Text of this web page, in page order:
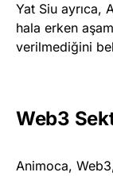
Yat Siu ayrıca,
hala erken
verilmediğini
Web3
Animoca,